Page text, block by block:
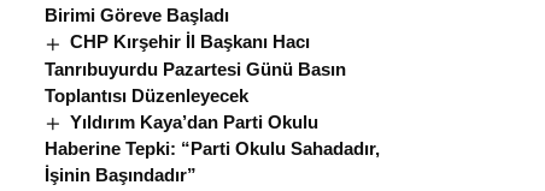
Birimi Göreve Başladı
CHP Kırşehir İl Başkanı Hacı
Tanrıbuyurdu Pazartesi Günü Basın
Toplantısı Düzenleyecek
Yıldırım Kaya’dan Parti Okulu
Haberine Tepki: “Parti Okulu Sahadadır,
İşinin Başındadır”